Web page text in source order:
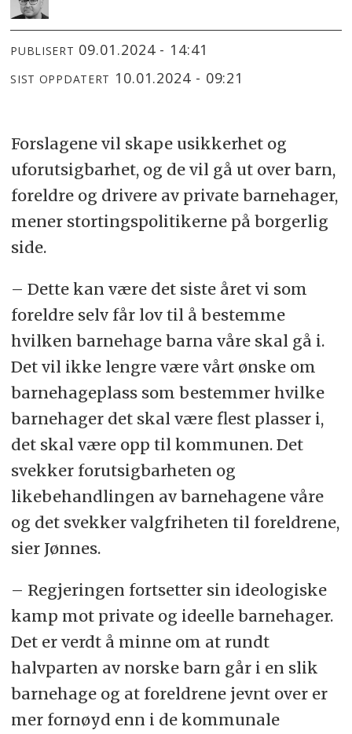
PUBLISERT 09.01.2024 - 14:41
SIST OPPDATERT 10.01.2024 - 09:21
Forslagene vil skape usikkerhet og
uforutsigbarhet, og de vil gå ut over barn,
foreldre og drivere av private barnehager,
mener stortingspolitikerne på borgerlig
side.
– Dette kan være det siste året vi som
foreldre selv får lov til å bestemme
hvilken barnehage barna våre skal gå i.
Det vil ikke lengre være vårt ønske om
barnehageplass som bestemmer hvilke
barnehager det skal være flest plasser i,
det skal være opp til kommunen. Det
svekker forutsigbarheten og
likebehandlingen av barnehagene våre
og det svekker valgfriheten til foreldrene,
sier Jønnes.
– Regjeringen fortsetter sin ideologiske
kamp mot private og ideelle barnehager.
Det er verdt å minne om at rundt
halvparten av norske barn går i en slik
barnehage og at foreldrene jevnt over er
mer fornøyd enn i de kommunale